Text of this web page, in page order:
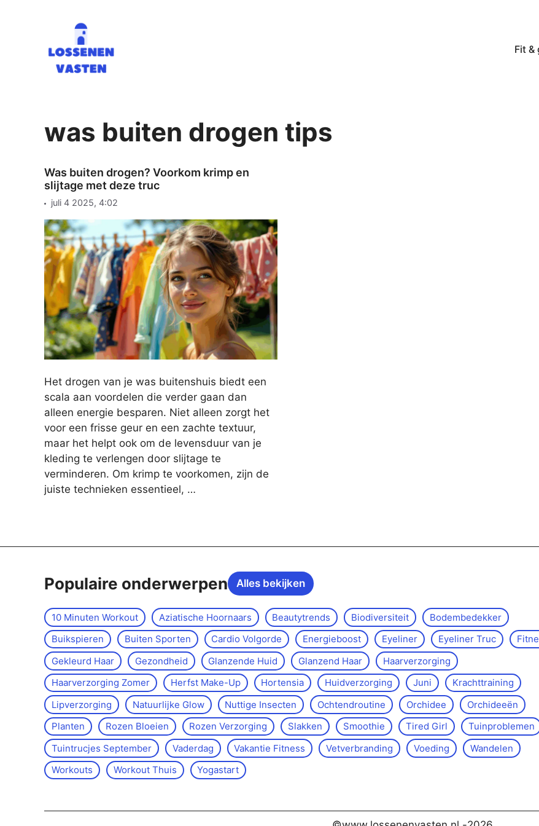
Fit &
was buiten drogen tips
Was buiten drogen? Voorkom krimp en
slijtage met deze truc
juli 4 2025, 4:02
Het drogen van je was buitenshuis biedt een
scala aan voordelen die verder gaan dan
alleen energie besparen. Niet alleen zorgt het
voor een frisse geur en een zachte textuur,
maar het helpt ook om de levensduur van je
kleding te verlengen door slijtage te
verminderen. Om krimp te voorkomen, zijn de
juiste technieken essentieel, …
Populaire onderwerpen Alles bekijken
10 Minuten Workout Aziatische Hoornaars Beautytrends Biodiversiteit
Bodembedekker
Buikspieren
Buiten Sporten Cardio Volgorde Energieboost Eyeliner Eyeliner Truc
Gekleurd Haar
Gezondheid Glanzende Huid Glanzend Haar
Haarverzorging
Haarverzorging Zomer
Herfst Make-Up Hortensia Huidverzorging Juni
Krachttraining
Lipverzorging
Natuurlijke Glow Nuttige Insecten Ochtendroutine Orchidee
Orchideeën
Planten
Rozen Bloeien Rozen Verzorging Slakken Smoothie Tired Girl
Tuinproblemen
Tuintrucjes September
Vaderdag Vakantie Fitness Vetverbranding Voeding
Wandelen
Workouts
Workout Thuis Yoga­start